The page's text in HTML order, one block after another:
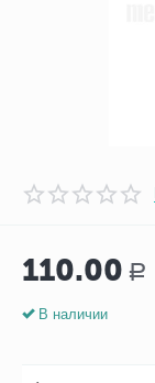
110.00 Р
В наличии